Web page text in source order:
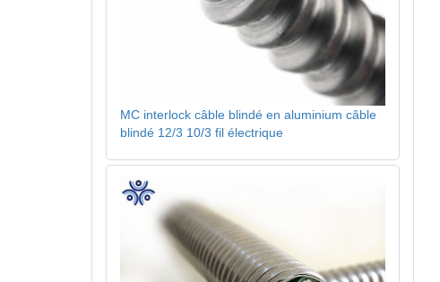
MC interlock câble blindé en aluminium câble
blindé 12/3 10/3 fil électrique